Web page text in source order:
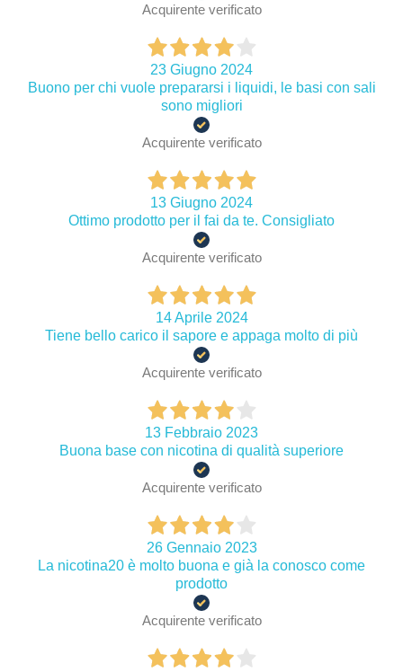
Acquirente verificato
23 Giugno 2024
Buono per chi vuole prepararsi i liquidi, le basi con sali
sono migliori
Acquirente verificato
13 Giugno 2024
Ottimo prodotto per il fai da te. Consigliato
Acquirente verificato
14 Aprile 2024
Tiene bello carico il sapore e appaga molto di più
Acquirente verificato
13 Febbraio 2023
Buona base con nicotina di qualità superiore
Acquirente verificato
26 Gennaio 2023
La nicotina20 è molto buona e già la conosco come
prodotto
Acquirente verificato